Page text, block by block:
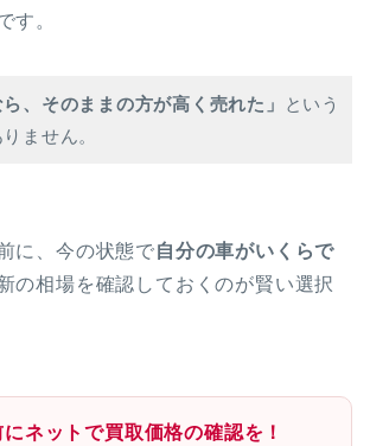
す。
ら、そのままの方が高く売れた」
という
ません。
に、今の状態で自分の車がいくらで
新の相場を確認しておくのが賢い選択
ネットで買取価格の確認を！